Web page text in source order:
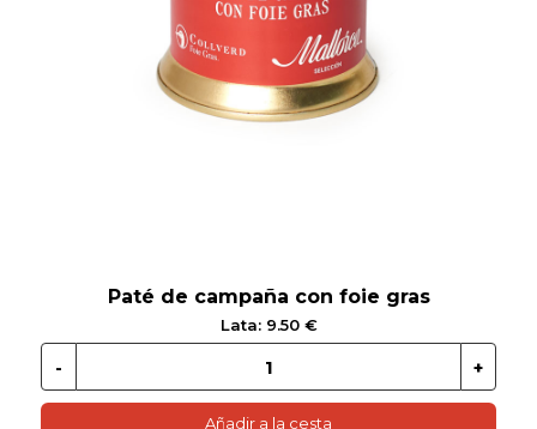
Paté de campaña con foie gras
Lata: 9.50 €
Añadir a la cesta